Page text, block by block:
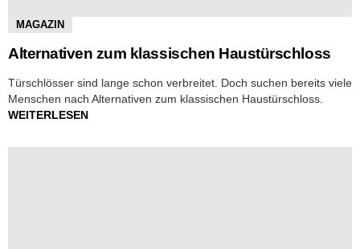
MAGAZIN
Alternativen zum klassischen Haustürschloss
Türschlösser sind lange schon verbreitet. Doch suchen bereits viele
Menschen nach Alternativen zum klassischen Haustürschloss.
WEITERLESEN